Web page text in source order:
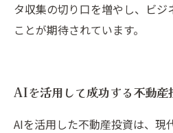
タ収集の切り口を増やし、ビ
ことが期待されています。
AIを活用して成功する不動産
AIを活用した不動産投資は、現